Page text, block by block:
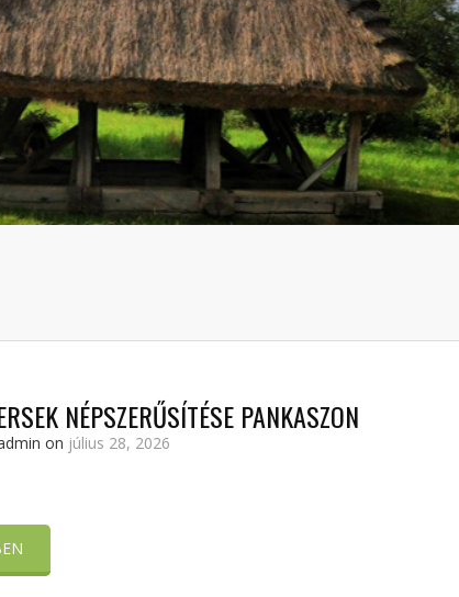
NÉPSZERŰSÍTÉSE PANKASZON
on július 28, 2026